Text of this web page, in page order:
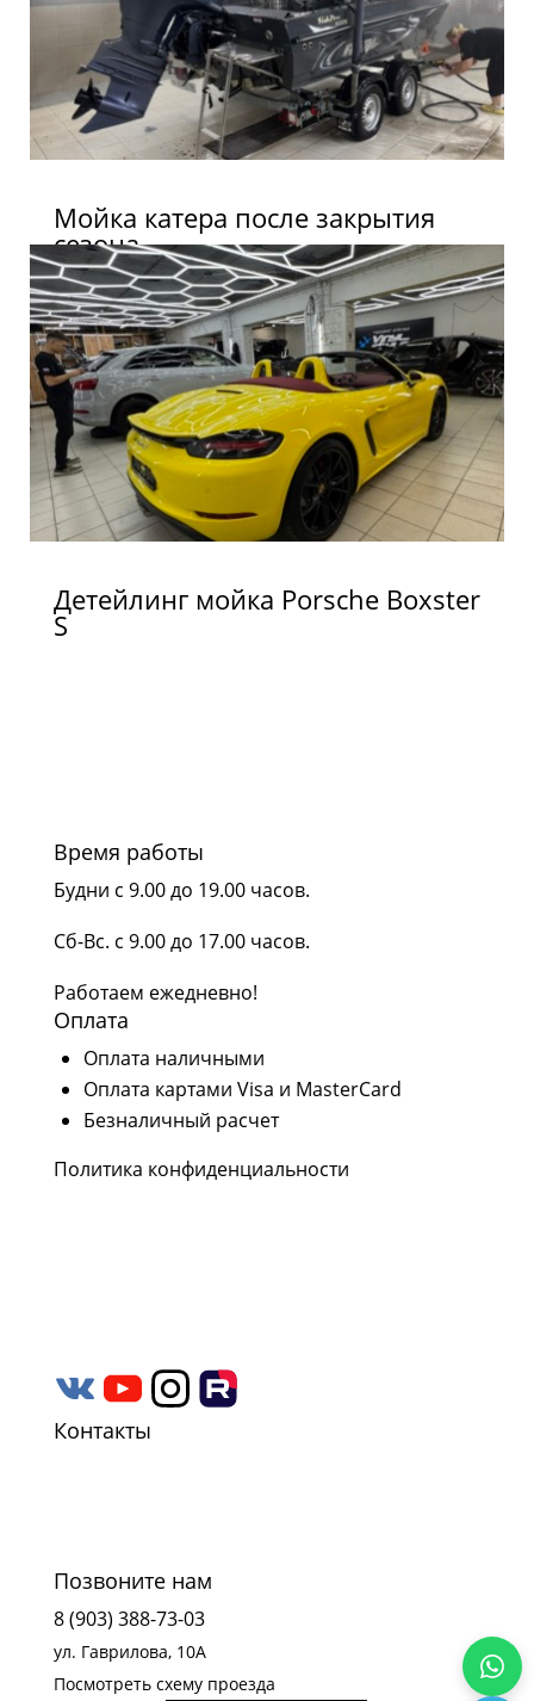
Мойка катера после закрытия
сезона
Детейлинг мойка Porsche Boxster
S
Время работы
Будни с 9.00 до 19.00 часов.
Сб-Вс. с 9.00 до 17.00 часов.
Работаем ежедневно!
Оплата
Оплата наличными
Оплата картами Visa и MasterCard
Безналичный расчет
Политика конфиденциальности
Контакты
Позвоните нам
8 (903) 388-73-03
ул. Гаврилова, 10А
Посмотреть схему проезда